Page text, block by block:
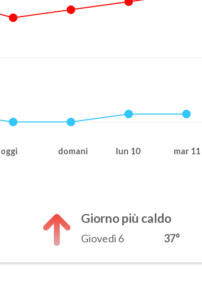
oggi domani lun 10 mar 11
Giorno più caldo
Giovedì 6 37°